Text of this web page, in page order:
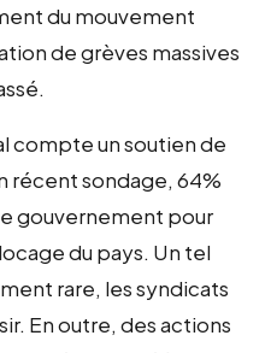
du mouvement
de grèves massives
compte un soutien de
récent sondage, 64%
gouvernement pour
du pays. Un tel
rare, les syndicats
En outre, des actions